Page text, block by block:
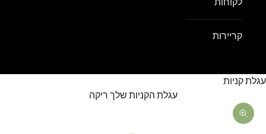
קריירות
עגלת קניות
עגלת הקניות שלך ריקה
תקריב